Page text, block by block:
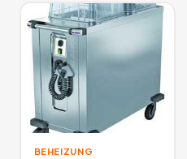
einsetzbar. Je nach
passende Heizung mieten.
Beheizung mieten stöbern und
Trotec mieten.
Angebote
BEHEIZUNG